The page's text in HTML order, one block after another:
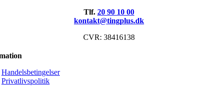
Tlf. 20 90 10 00
kontakt@tingplus.dk
CVR: 38416138
Handelsbetingelser
Privatlivspolitik